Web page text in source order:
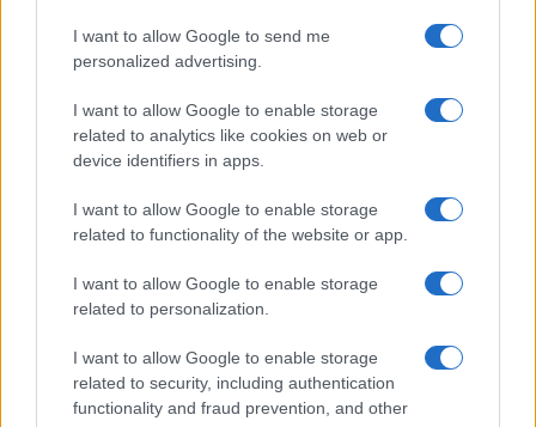
I want to allow Google to send me
personalized advertising.
I want to allow Google to enable storage
related to analytics like cookies on web or
device identifiers in apps.
I want to allow Google to enable storage
related to functionality of the website or app.
I want to allow Google to enable storage
related to personalization.
I want to allow Google to enable storage
related to security, including authentication
functionality and fraud prevention, and other
Tre milioni di euro dalla Provincia Gallura per
nuove aule nelle scuole di Olbia
Incidente sulla provinciale 125, paura tra Olbia e
Arzachena
Incidente sulla strada provinciale ad Arzachena,
Sangue, musica e solidarietà con Avis Olbia al
Delta Center